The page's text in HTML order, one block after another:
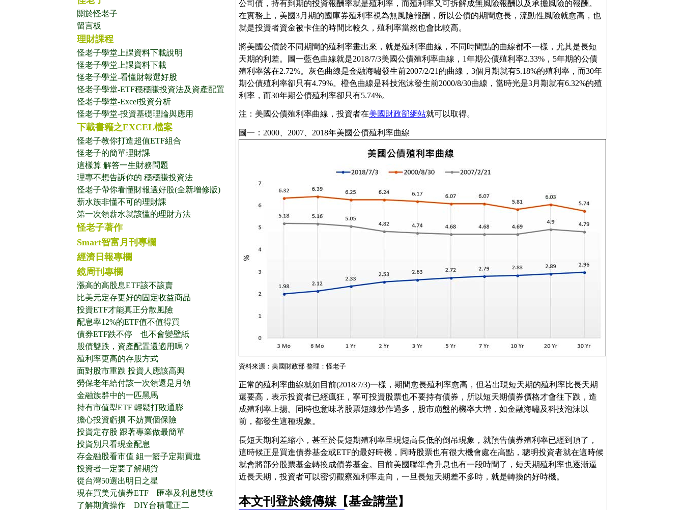
關於怪老子
留言板
理財課程
怪老子學堂上課資料下載說明
怪老子學堂上課資料下載
怪老子學堂-看懂財報選好股
怪老子學堂-ETF穩穩賺投資法及資產配置
怪老子學堂-Excel投資分析
怪老子學堂-投資基礎理論與應用
下載書籍之EXCEL檔案
怪老子教你打造超值ETF組合
怪老子的簡單理財課
這樣算 解答一生財務問題
理專不想告訴你的 穩穩賺投資法
怪老子帶你看懂財報選好股(全新增修版)
薪水族非懂不可的理財課
第一次領薪水就該懂的理財方法
怪老子著作
Smart智富月刊專欄
經濟日報專欄
鏡周刊專欄
漲高的高股息ETF該不該賣
比美元定存更好的固定收益商品
投資ETF才能真正分散風險
配息率12%的ETF值不值得買
債券ETF跌不停 也不會變壁紙
股債雙跌，資產配置還適用嗎？
殖利率更高的存股方式
面對股市重跌 投資人應該高興
勞保老年給付該一次領還是月領
金融族群中的一匹黑馬
持有市值型ETF 輕鬆打敗通膨
擔心投資虧損 不妨買個保險
投資定存股 跟著專業做最簡單
投資別只看現金配息
存金融股看市值 組一籃子定期買進
投資者一定要了解期貨
從台灣50選出明日之星
現在買美元債券ETF 匯率及利息雙收
了解期貨操作 DIY台積電正二
公司債，持有到期的投資報酬率就是殖利率，而殖利率又可拆解成無風險報酬以及承擔風險的報酬。
在實務上，美國3月期的國庫券殖利率視為無風險報酬，所以公債的期間愈長，流動性風險就愈高，也
就是投資者資金被卡住的時間比較久，殖利率當然也會比較高。
將美國公債於不同期間的殖利率畫出來，就是殖利率曲線，不同時間點的曲線都不一樣，尤其是長短
天期的利差。圖一藍色曲線就是2018/7/3美國公債殖利率曲線，1年期公債殖利率2.33%，5年期的公債
殖利率落在2.72%。灰色曲線是金融海嘯發生前2007/2/21的曲線，3個月期就有5.18%的殖利率，而30年
期公債殖利率卻只有4.79%。橙色曲線是科技泡沫發生前2000/8/30曲線，當時光是3月期就有6.32%的殖
利率，而30年期公債殖利率卻只有5.74%。
注：美國公債殖利率曲線，投資者在美國財政部網站就可以取得。
圖一：2000、2007、2018年美國公債殖利率曲線
資料來源：美國財政部 整理：怪老子
正常的殖利率曲線就如目前(2018/7/3)一樣，期間愈長殖利率愈高，但若出現短天期的殖利率比長天期
還要高，表示投資者已經瘋狂，寧可投資股票也不要持有債券，所以短天期債券價格才會往下跌，造
成殖利率上揚。同時也意味著股票短線炒作過多，股市崩盤的機率大增，如金融海嘯及科技泡沫以
前，都發生這種現象。
長短天期利差縮小，甚至於長短期殖利率呈現短高長低的倒吊現象，就預告債券殖利率已經到頂了，
這時候正是買進債券基金或ETF的最好時機，同時股票也有很大機會處在高點，聰明投資者就在這時候
就會將部分股票基金轉換成債券基金。目前美國聯準會升息也有一段時間了，短天期殖利率也逐漸逼
近長天期，投資者可以密切觀察殖利率走向，一旦長短天期差不多時，就是轉換的好時機。
本文刊登於鏡傳媒【基金講堂】